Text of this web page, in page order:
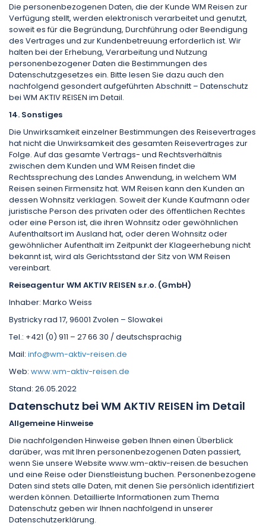
Die personenbezogenen Daten, die der Kunde WM Reisen zur
Verfügung stellt, werden elektronisch verarbeitet und genutzt,
soweit es für die Begründung, Durchführung oder Beendigung
des Vertrages und zur Kundenbetreuung erforderlich ist. Wir
halten bei der Erhebung, Verarbeitung und Nutzung
personenbezogener Daten die Bestimmungen des
Datenschutzgesetzes ein. Bitte lesen Sie dazu auch den
nachfolgend gesondert aufgeführten Abschnitt – Datenschutz
bei WM AKTIV REISEN im Detail.
14. Sonstiges
Die Unwirksamkeit einzelner Bestimmungen des Reisevertrages
hat nicht die Unwirksamkeit des gesamten Reisevertrages zur
Folge. Auf das gesamte Vertrags- und Rechtsverhältnis
zwischen dem Kunden und WM Reisen findet die
Rechtssprechung des Landes Anwendung, in welchem WM
Reisen seinen Firmensitz hat. WM Reisen kann den Kunden an
dessen Wohnsitz verklagen. Soweit der Kunde Kaufmann oder
juristische Person des privaten oder des öffentlichen Rechtes
oder eine Person ist, die ihren Wohnsitz oder gewöhnlichen
Aufenthaltsort im Ausland hat, oder deren Wohnsitz oder
gewöhnlicher Aufenthalt im Zeitpunkt der Klageerhebung nicht
bekannt ist, wird als Gerichtsstand der Sitz von WM Reisen
vereinbart.
Reiseagentur WM AKTIV REISEN s.r.o. (GmbH)
Inhaber: Marko Weiss
Bystricky rad 17, 96001 Zvolen – Slowakei
Tel.: +421 (0) 911 – 27 66 30 / deutschsprachig
Mail: info@wm-aktiv-reisen.de
Web: www.wm-aktiv-reisen.de
Stand: 26.05.2022
Datenschutz bei WM AKTIV REISEN im Detail
Allgemeine Hinweise
Die nachfolgenden Hinweise geben Ihnen einen Überblick
darüber, was mit Ihren personen­bezogenen Daten passiert,
wenn Sie unsere Website www.wm-aktiv-reisen.de besuchen
und eine Reise oder Dienstleistung buchen. Personenbezogene
Daten sind stets alle Daten, mit denen Sie persönlich identifiziert
werden können. Detaillierte Informationen zum Thema
Datenschutz geben wir Ihnen nachfolgend in unserer
Datenschutz­erklärung.